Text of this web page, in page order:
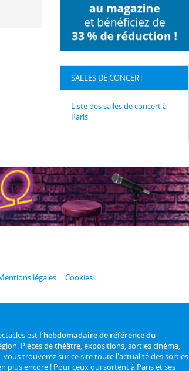
SALLES DE CONCERT
Liste des salles de concert à
Paris
légales Cookies
est l'hebdomadaire de référence du
Pièces de théâtre, expositions, sorties cinéma,
vous trouverez sur ce site toute l'actualité des sorties
plus encore ! Pour ceux qui sortent à Paris et ses